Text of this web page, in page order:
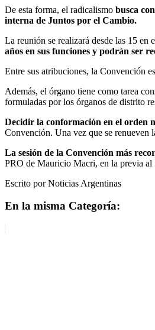
De esta forma, el radicalismo busca
interna de Juntos por el Cambio.
La reunión se realizará desde las 15
años en sus funciones y podrán ser
Entre sus atribuciones, la Convención
Además, el órgano tiene como tarea
formuladas por los órganos de distrito
Decidir la conformación en el orden
Convención. Una vez que se renueven
La sesión de la Convención más
PRO de Mauricio Macri, en la previa al
Escrito por Noticias Argentinas
En la misma Categoría: